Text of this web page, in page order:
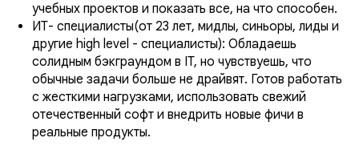
учебных проектов и показать все, на что способен.
ИТ- специалисты(от 23 лет, мидлы, синьоры, лиды и
другие high level - специалисты): Обладаешь
солидным бэкграундом в IT, но чувствуешь, что
обычные задачи больше не драйвят. Готов работать
с жесткими нагрузками, использовать свежий
отечественный софт и внедрить новые фичи в
реальные продукты.